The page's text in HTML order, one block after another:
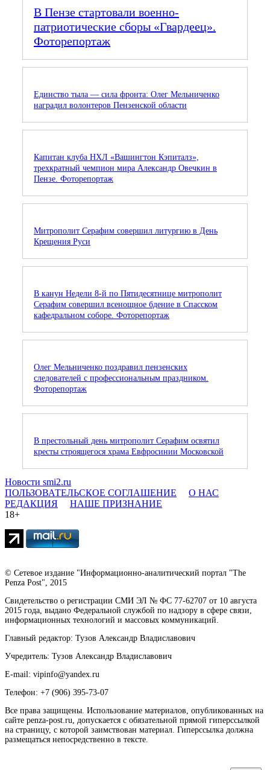
В Пензе стартовали военно-
патриотические сборы «Гвардеец».
Фоторепортаж
Единство тыла — сила фронта: Олег Мельниченко
наградил волонтеров Пензенской области
Капитан клуба НХЛ «Вашингтон Кэпиталз»,
трехкратный чемпион мира Александр Овечкин в
Пензе. Фоторепортаж
Митрополит Серафим совершил литургию в День
Крещения Руси
В канун Недели 8-й по Пятидесятнице митрополит
Серафим совершил всенощное бдение в Спасском
кафедральном соборе. Фоторепортаж
Олег Мельниченко поздравил пензенских
следователей с профессиональным праздником.
Фоторепортаж
В престольный день митрополит Серафим освятил
кресты строящегося храма Евфросинии Московской
Новости smi2.ru
ПОЛЬЗОВАТЕЛЬСКОЕ СОГЛАШЕНИЕ
О НАС
РЕДАКЦИЯ
НАШЕ ПРИЗНАНИЕ
18+
© Сетевое издание "Информационно-аналитический портал "The
Penza Post", 2015
Свидетельство о регистрации СМИ ЭЛ № ФС 77-62707 от 10 августа
2015 года, выдано Федеральной службой по надзору в сфере связи,
информационных технологий и массовых коммуникаций.
Главный редактор: Тузов Александр Владиславович
Учредитель: Тузов Александр Владиславович
E-mail: vipinfo@yandex.ru
Телефон: +7 (906) 395-73-07
Все права защищены. Использование материалов, опубликованных на
сайте penza-post.ru, допускается с обязательной прямой гиперссылкой
на страницу, с которой заимствован материал. Гиперссылка должна
размещаться непосредственно в тексте.